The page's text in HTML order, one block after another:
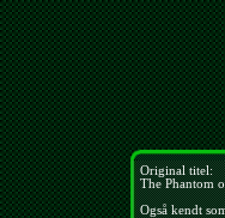
Original titel:
The Phantom
Også kendt